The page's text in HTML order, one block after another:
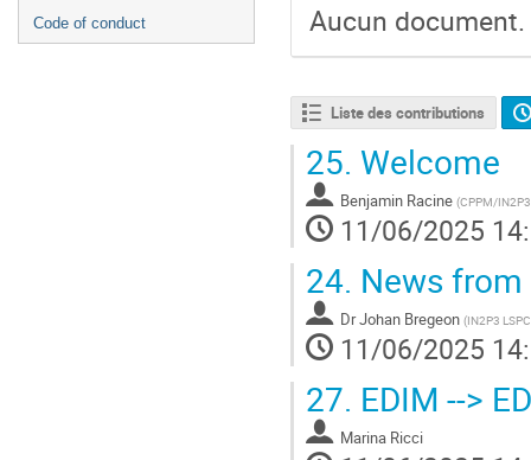
Code of conduct Aucun document.
Liste des contributions
25. Welcome
Benjamin Racine (CPPM/
11/06/2025
24. News from
DrJohan Bregeon (IN2P3 LSPC
11/06/2025
27. EDIM -->
Marina Ricci